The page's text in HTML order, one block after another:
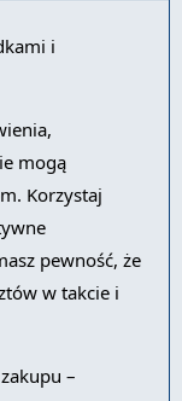
i
mogą
Korzystaj
pewność, że
w takcie i
–